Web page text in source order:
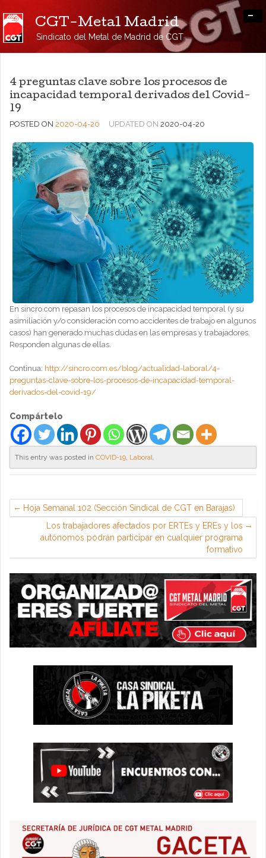
CGT-Metal Madrid
Sindicato del Metal de Madrid de CGT
-
4 preguntas clave sobre los procesos de
incapacidad temporal derivados del Covid-
19
POSTED ON 2020-04-20 UPDATED ON 2020-04-20
En sincro.com repasan los procesos de incapacidad temporal (y su
asimiliación y/o consideración como accidentes de trabajo en algunos
casos) han generado muchas dudas en las empresas y trabajadores.
Responden algunas de ellas.
Continua: http://sincro.com.es/blog/actualidad-laboral/4-
preguntas-clave-sobre-los-procesos-de-incapacidad-temporal-
derivados-del-covid-19/
Compártelo
This entry was posted in COVID-19, Laboral.
Hoja Semanal 102 (Sección Sindical de CGT en Barajas)
Los trabajadores afectados por ERTEs y EREs y los
autónomos podrán participar en cualquier programa
formativo